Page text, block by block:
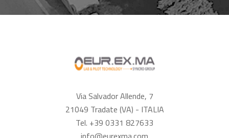
Via Salvador Allende, 7
21049 Tradate (VA) - ITALIA
Tel. +39 0331 827633